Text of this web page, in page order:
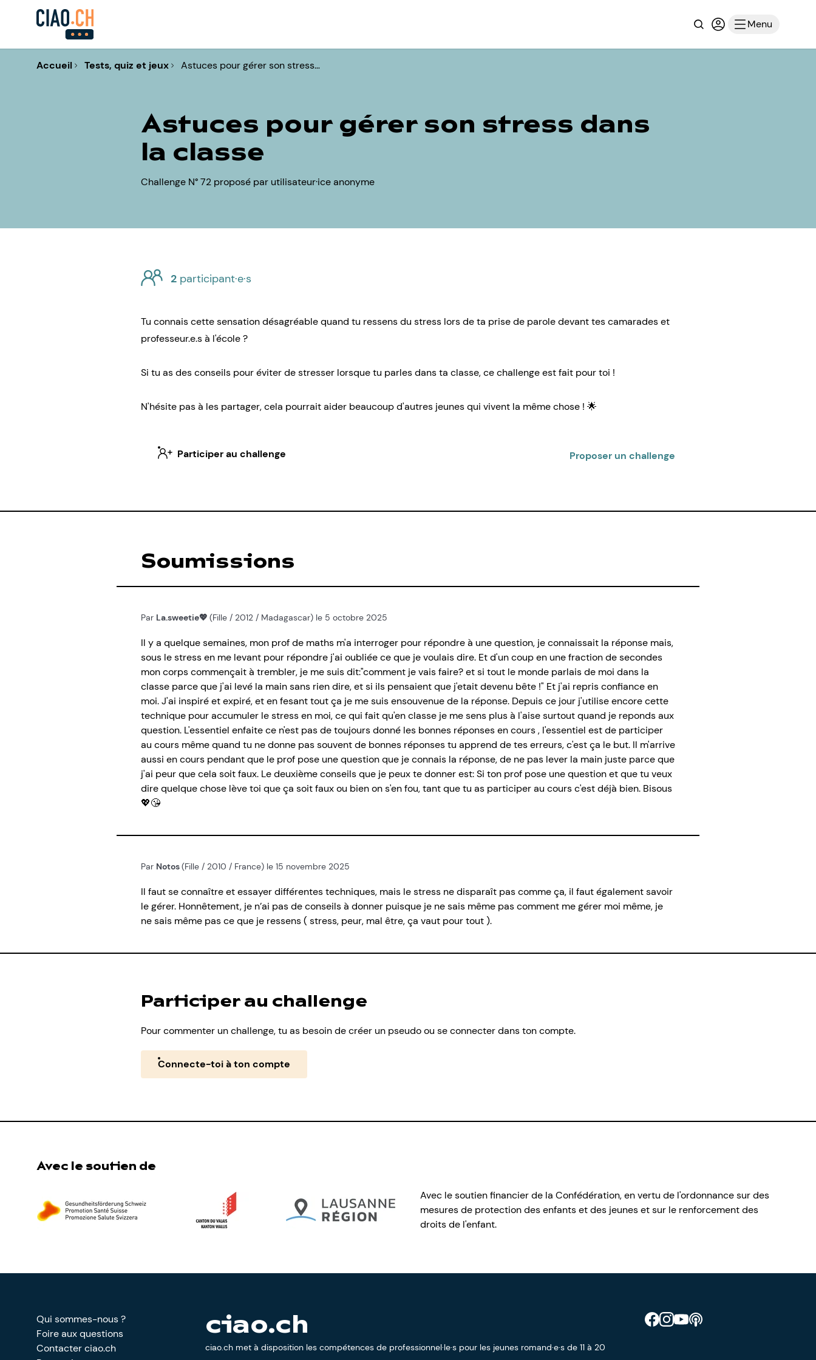
RechercheConnexion ou
Menu
Accueil Tests, quiz et jeux Astuces pour gérer son stress…
Astuces pour gérer son stress dans
la classe
Challenge N° 72 proposé par utilisateur·ice anonyme
2 participant·e·s
Tu connais cette sensation désagréable quand tu ressens du stress lors de ta prise de parole devant tes camarades et
professeur.e.s à l'école ?
Si tu as des conseils pour éviter de stresser lorsque tu parles dans ta classe, ce challenge est fait pour toi !
N'hésite pas à les partager, cela pourrait aider beaucoup d'autres jeunes qui vivent la même chose ! 🌟
Participer au challenge Proposer un challenge
Soumissions
Par La.sweetie💖 (Fille / 2012 / Madagascar) le 5 octobre 2025
Il y a quelque semaines, mon prof de maths m'a interroger pour répondre à une question, je connaissait la réponse mais,
sous le stress en me levant pour répondre j'ai oubliée ce que je voulais dire. Et d'un coup en une fraction de secondes
mon corps commençait à trembler, je me suis dit:"comment je vais faire? et si tout le monde parlais de moi dans la
classe parce que j'ai levé la main sans rien dire, et si ils pensaient que j'etait devenu bête !" Et j'ai repris confiance en
moi. J'ai inspiré et expiré, et en fesant tout ça je me suis ensouvenue de la réponse. Depuis ce jour j'utilise encore cette
technique pour accumuler le stress en moi, ce qui fait qu'en classe je me sens plus à l'aise surtout quand je reponds aux
question. L'essentiel enfaite ce n'est pas de toujours donné les bonnes réponses en cours , l'essentiel est de participer
au cours même quand tu ne donne pas souvent de bonnes réponses tu apprend de tes erreurs, c'est ça le but. Il m'arrive
aussi en cours pendant que le prof pose une question que je connais la réponse, de ne pas lever la main juste parce que
j'ai peur que cela soit faux. Le deuxième conseils que je peux te donner est: Si ton prof pose une question et que tu veux
dire quelque chose lève toi que ça soit faux ou bien on s'en fou, tant que tu as participer au cours c'est déjà bien. Bisous
💖😘
Par Notos(Fille / 2010 / France) le 15 novembre 2025
Il faut se connaître et essayer différentes techniques, mais le stress ne disparaît pas comme ça, il faut également savoir
le gérer. Honnêtement, je n’ai pas de conseils à donner puisque je ne sais même pas comment me gérer moi même, je
ne sais même pas ce que je ressens ( stress, peur, mal être, ça vaut pour tout ).
Participer au challenge
Pour commenter un challenge, tu as besoin de créer un pseudo ou se connecter dans ton compte.
Connecte-toi à ton compte
Avec le soutien de
Avec le soutien financier de la Confédération, en vertu de l'ordonnance sur des
mesures de protection des enfants et des jeunes et sur le renforcement des
droits de l'enfant.
Retrouve CIAO sur Facebook
Retrouve CIAO sur Instagram
Retrouve CIAO sur YouTube
Découvre notre podcast
Qui sommes-nous ?
Foire aux questions
Contacter ciao.ch
ciao.ch
ciao.ch met à disposition les compétences de professionnel·le·s pour les jeunes romand·e·s de 11 à 20